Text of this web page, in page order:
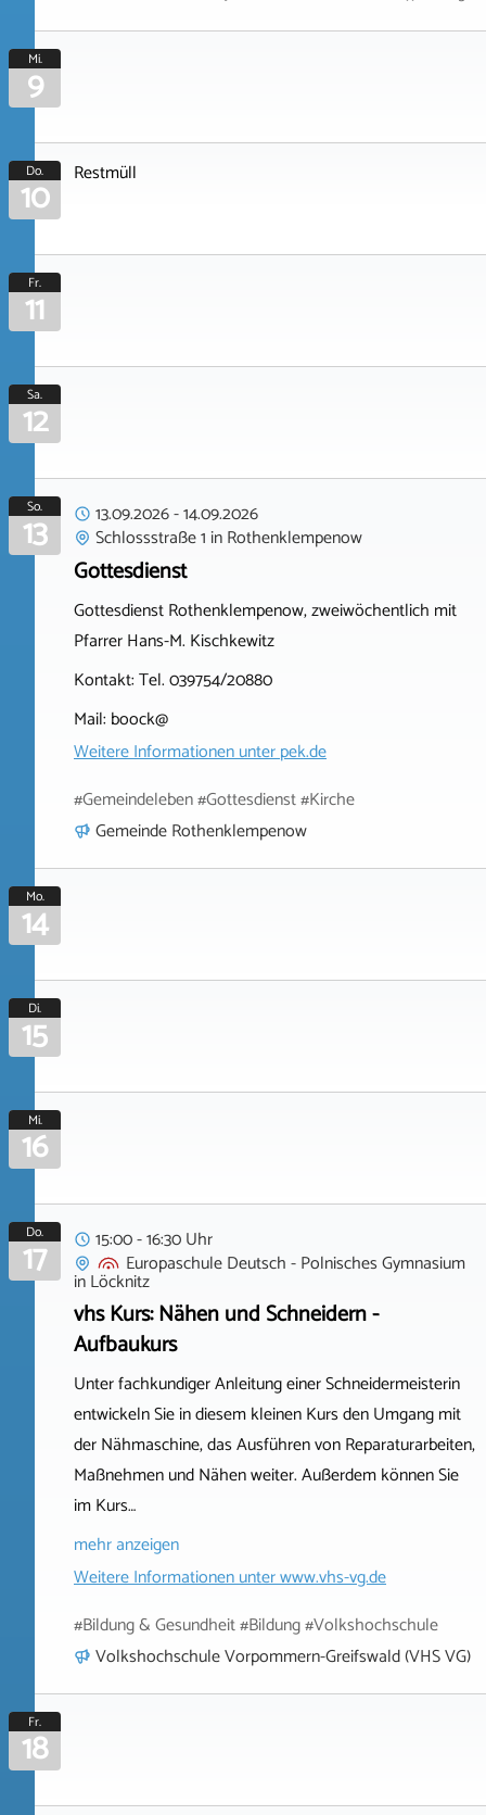
Mi.
9
Do.
10 Restmüll
Fr.
11
Sa.
12
So.
13 13.09.2026-14.09.2026
Schlossstraße 1 inRothenklempenow
Gottesdienst
Gottesdienst Rothenklempenow, zweiwöchentlich mit
Pfarrer Hans-M. Kischkewitz
Kontakt: Tel. 039754/20880
Mail: boock@
Weitere Informationen unterpek.de
#Gemeindeleben #Gottesdienst #Kirche
Gemeinde Rothenklempenow
Mo.
14
Di.
15
Mi.
16
Do.
17
15:00 - 16:30 Uhr
Europaschule Deutsch - Polnisches Gymnasium
inLöcknitz
vhs Kurs: Nähen und Schneidern -
Aufbaukurs
Unter fachkundiger Anleitung einer Schneidermeisterin
entwickeln Sie in diesem kleinen Kurs den Umgang mit
der Nähmaschine, das Ausführen von Reparaturarbeiten,
Maßnehmen und Nähen weiter. Außerdem können Sie
im Kurs…
mehr anzeigen
Weitere Informationen unterwww.vhs-vg.de
#Bildung & Gesundheit #Bildung #Volkshochschule
Volkshochschule Vorpommern-Greifswald (VHS VG)
Fr.
18